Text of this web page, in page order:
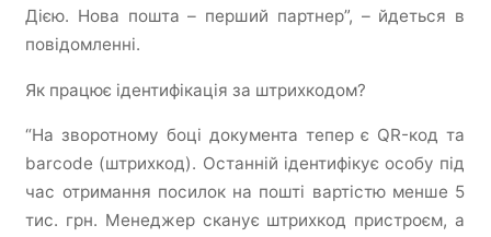
Дією. Нова пошта – перший партнер”, – йдеться в
повідомленні.
Як працює ідентифікація за штрихкодом?
“На зворотному боці документа тепер є QR-код та
barcode (штрихкод). Останній ідентифікує особу під
час отримання посилок на пошті вартістю менше 5
тис. грн. Менеджер сканує штрихкод пристроєм, а